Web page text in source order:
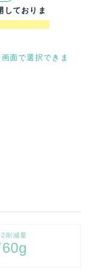
しておりま
面で選択できま
削減量